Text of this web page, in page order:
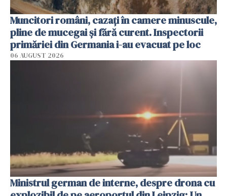
Muncitori români, cazați în camere minuscule,
pline de mucegai și fără curent. Inspectorii
primăriei din Germania i-au evacuat pe loc
06 AUGUST 2026
Ministrul german de interne, despre drona cu